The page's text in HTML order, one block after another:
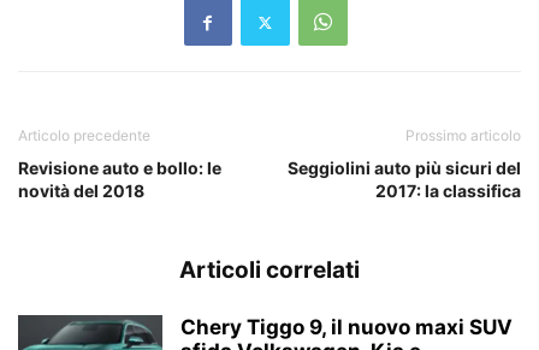
Articolo precedente
Revisione auto e bollo: le
novità del 2018
Prossimo articolo
Seggiolini auto più sicuri del
2017: la classifica
Articoli correlati
Chery Tiggo 9, il nuovo maxi SUV